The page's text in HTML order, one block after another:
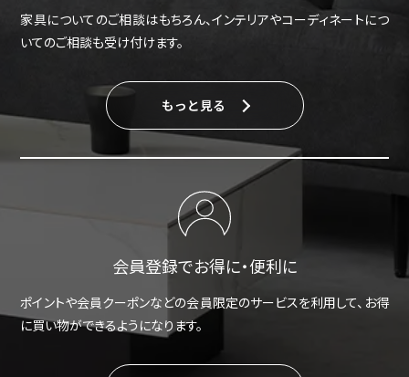
家具についてのご相談はもちろん、インテリアやコーディネートにつ
いてのご相談も受け付けます。
もっと見る
会員登録でお得に・便利に
ポイントや会員クーポンなどの会員限定のサービスを利用して、お得
に買い物ができるようになります。